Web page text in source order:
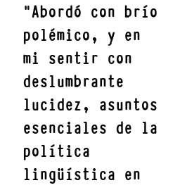
"Abordó con brío
polémico, y en
mi sentir con
deslumbrante
lucidez, asuntos
esenciales de la
política
lingüística en